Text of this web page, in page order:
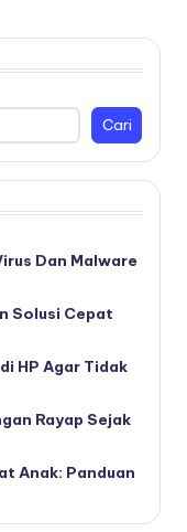
Cari
Dan Malware
Solusi Cepat
HP Agar Tidak
Rayap Sejak
Anak: Panduan